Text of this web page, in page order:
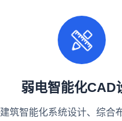
弱电智能化CAD
建筑智能化系统设计、综合